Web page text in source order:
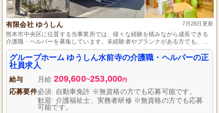
有限会社 ゆうしん 7月28日更新
熊本市中央区に位置する当事業所では、様々な経験を積みながら成長できる
介護職・ヘルパーを募集しています。未経験者やブランクがある方でも、充
実した研修とサポート体制で安心してスタートできます。ここでの仕事は、
安定した雇用のもと、利用者様の笑顔を日々支えるやりがいを感じられるこ
と間違いなしです。ご応募を心よりお待ちしております。
グループホーム ゆうしん水前寺の介護職・ヘルパーの正
社員求人
給与 月給 209,600~253,000円
応募要件必須: 自動車免許 ※無資格の方でも応募可能です。
歓迎: 介護福祉士、実務者研修 ※無資格の方でも応募
可能です。